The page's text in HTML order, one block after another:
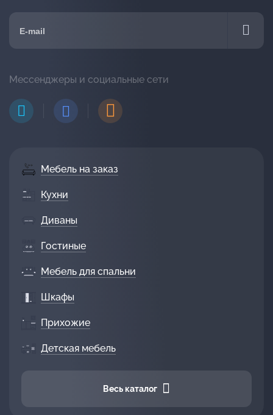
Мебель на заказ
Кухни
Диваны
Гостиные
Мебель для спальни
Шкафы
Прихожие
Детская мебель
Весь каталог
Мессенджеры и социальные сети